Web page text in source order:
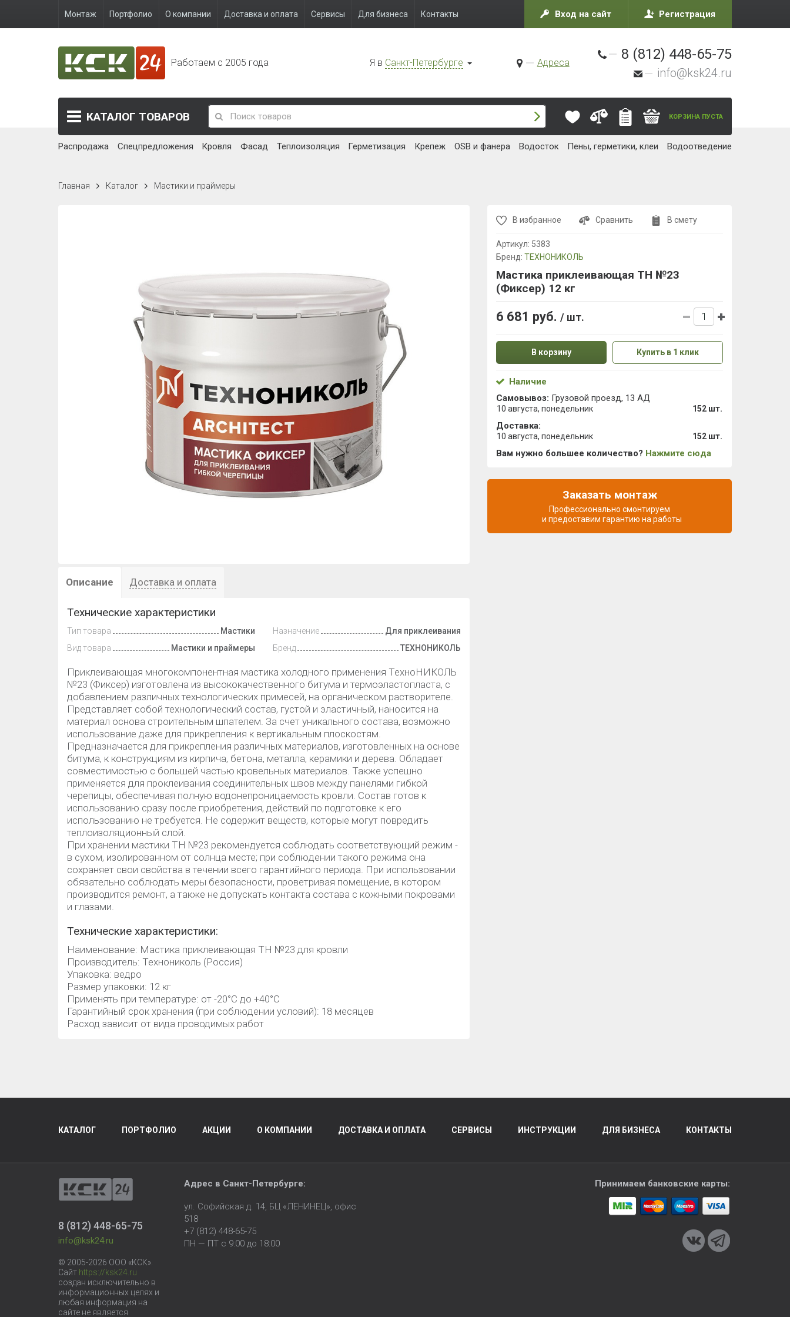
Монтаж Портфолио О компании Доставка и оплата Сервисы Для бизнеса Контакты Вход на сайт Регистрация
Работаем с 2005 года Я в Санкт-Петербурге Адреса
8 (812) 448-65-75
info@ksk24.ru
КАТАЛОГ ТОВАРОВ КОРЗИНА ПУСТА
Распродажа Спецпредложения Кровля Фасад Теплоизоляция Герметизация Крепеж OSB и фанера Водосток Пены, герметики, клеи Водоотведение
Главная Каталог Мастики и праймеры
Описание Доставка и оплата
Технические характеристики
Тип товара
Мастики
Вид товара
Мастики и праймеры
Назначение
Для приклеивания
Бренд
ТЕХНОНИКОЛЬ
Приклеивающая многокомпонентная мастика холодного применения ТехноНИКОЛЬ
№23 (Фиксер) изготовлена из высококачественного битума и термоэластопласта, с
добавлением различных технологических примесей, на органическом растворителе.
Представляет собой технологический состав, густой и эластичный, наносится на
материал основа строительным шпателем. За счет уникального состава, возможно
использование даже для прикрепления к вертикальным плоскостям.
Предназначается для прикрепления различных материалов, изготовленных на основе
битума, к конструкциям из кирпича, бетона, металла, керамики и дерева. Обладает
совместимостью с большей частью кровельных материалов. Также успешно
применяется для проклеивания соединительных швов между панелями гибкой
черепицы, обеспечивая полную водонепроницаемость кровли. Состав готов к
использованию сразу после приобретения, действий по подготовке к его
использованию не требуется. Не содержит веществ, которые могут повредить
теплоизоляционный слой.
При хранении мастики ТН №23 рекомендуется соблюдать соответствующий режим -
в сухом, изолированном от солнца месте; при соблюдении такого режима она
сохраняет свои свойства в течении всего гарантийного периода. При использовании
обязательно соблюдать меры безопасности, проветривая помещение, в котором
производится ремонт, а также не допускать контакта состава с кожными покровами
и глазами.
Технические характеристики:
Наименование: Мастика приклеивающая ТН №23 для кровли
Производитель: Технониколь (Россия)
Упаковка: ведро
Размер упаковки: 12 кг
Применять при температуре: от -20°С до +40°С
Гарантийный срок хранения (при соблюдении условий): 18 месяцев
Расход зависит от вида проводимых работ
В избранное Сравнить В смету
Артикул: 5383
Бренд: ТЕХНОНИКОЛЬ
Мастика приклеивающая ТН №23
(Фиксер) 12 кг
6 681 руб. / шт.
В корзину Купить в 1 клик
Наличие
Самовывоз: Грузовой проезд, 13 АД
10 августа, понедельник 152 шт.
Доставка:
10 августа, понедельник 152 шт.
Вам нужно большее количество? Нажмите сюда
Заказать монтаж
Профессионально смонтируем
и предоставим гарантию на работы
КАТАЛОГ ПОРТФОЛИО АКЦИИ О КОМПАНИИ ДОСТАВКА И ОПЛАТА СЕРВИСЫ ИНСТРУКЦИИ ДЛЯ БИЗНЕСА КОНТАКТЫ
8 (812) 448-65-75
info@ksk24.ru
© 2005-2026 ООО «КСК».
Сайт https://ksk24.ru
создан исключительно в
информационных целях и
любая информация на
сайте не является
Адрес в Санкт-Петербурге:
ул. Софийская д. 14, БЦ «ЛЕНИНЕЦ», офис
518
+7 (812) 448-65-75
ПН — ПТ с 9:00 до 18:00
Принимаем банковские карты: